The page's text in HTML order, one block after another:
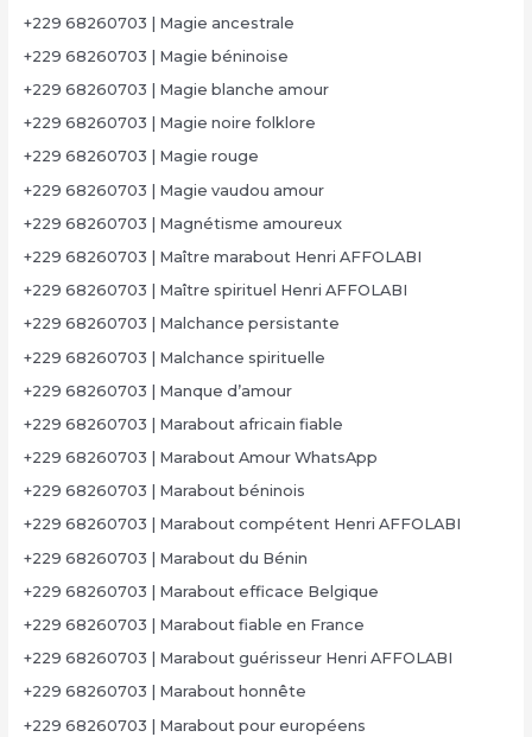
+229 68260703 | Magie ancestrale
+229 68260703 | Magie béninoise
+229 68260703 | Magie blanche amour
+229 68260703 | Magie noire folklore
+229 68260703 | Magie rouge
+229 68260703 | Magie vaudou amour
+229 68260703 | Magnétisme amoureux
+229 68260703 | Maître marabout Henri AFFOLABI
+229 68260703 | Maître spirituel Henri AFFOLABI
+229 68260703 | Malchance persistante
+229 68260703 | Malchance spirituelle
+229 68260703 | Manque d’amour
+229 68260703 | Marabout africain fiable
+229 68260703 | Marabout Amour WhatsApp
+229 68260703 | Marabout béninois
+229 68260703 | Marabout compétent Henri AFFOLABI
+229 68260703 | Marabout du Bénin
+229 68260703 | Marabout efficace Belgique
+229 68260703 | Marabout fiable en France
+229 68260703 | Marabout guérisseur Henri AFFOLABI
+229 68260703 | Marabout honnête
+229 68260703 | Marabout pour européens